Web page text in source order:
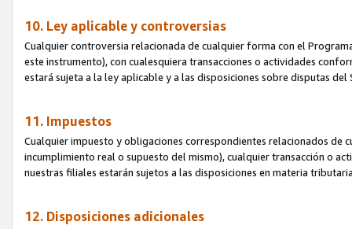
10. Ley aplicable y controversias
Cualquier controversia relacionada de cualquier forma con el
este instrumento), con cualesquiera transacciones o actividades
estará sujeta a la ley aplicable y a las disposiciones sobre disputas
11. Impuestos
Cualquier impuesto y obligaciones correspondientes relacionados de
incumplimiento real o supuesto del mismo), cualquier transacción o
nuestras filiales estarán sujetos a las disposiciones en materia
12. Disposiciones adicionales